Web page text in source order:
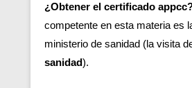
¿Obtener el certificado
competente en esta materia es
ministerio de sanidad (la visita
sanidad).